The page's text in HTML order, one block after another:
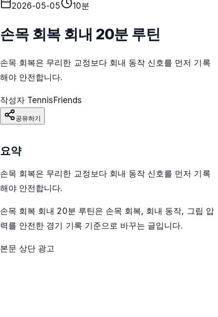
2026-05-05
10분
손목 회복 회내 20분 루틴
손목 회복은 무리한 교정보다 회내 동작 신호를 먼저 기록
해야 안전합니다.
작성자 TennisFriends
공유하기
요약
손목 회복은 무리한 교정보다 회내 동작 신호를 먼저 기록
해야 안전합니다.
손목 회복 회내 20분 루틴은 손목 회복, 회내 동작, 그립 압
력를 안전한 경기 기록 기준으로 바꾸는 글입니다.
본문 상단 광고